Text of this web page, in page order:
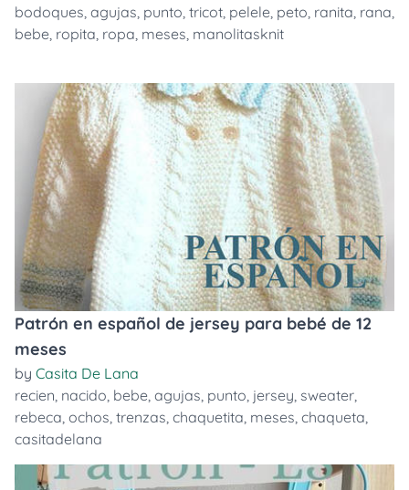
bodoques, agujas, punto, tricot, pelele, peto, ranita, rana,
bebe, ropita, ropa, meses, manolitasknit
Patrón en español de jersey para bebé de 12
meses
by Casita De Lana
recien, nacido, bebe, agujas, punto, jersey, sweater,
rebeca, ochos, trenzas, chaquetita, meses, chaqueta,
casitadelana